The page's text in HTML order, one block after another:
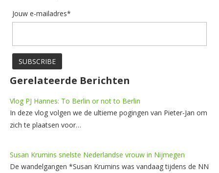
Jouw e-mailadres*
Gerelateerde Berichten
Vlog PJ Hannes: To Berlin or not to Berlin
In deze vlog volgen we de ultieme pogingen van Pieter-Jan om
zich te plaatsen voor…
Susan Krumins snelste Nederlandse vrouw in Nijmegen
De wandelgangen *Susan Krumins was vandaag tijdens de NN